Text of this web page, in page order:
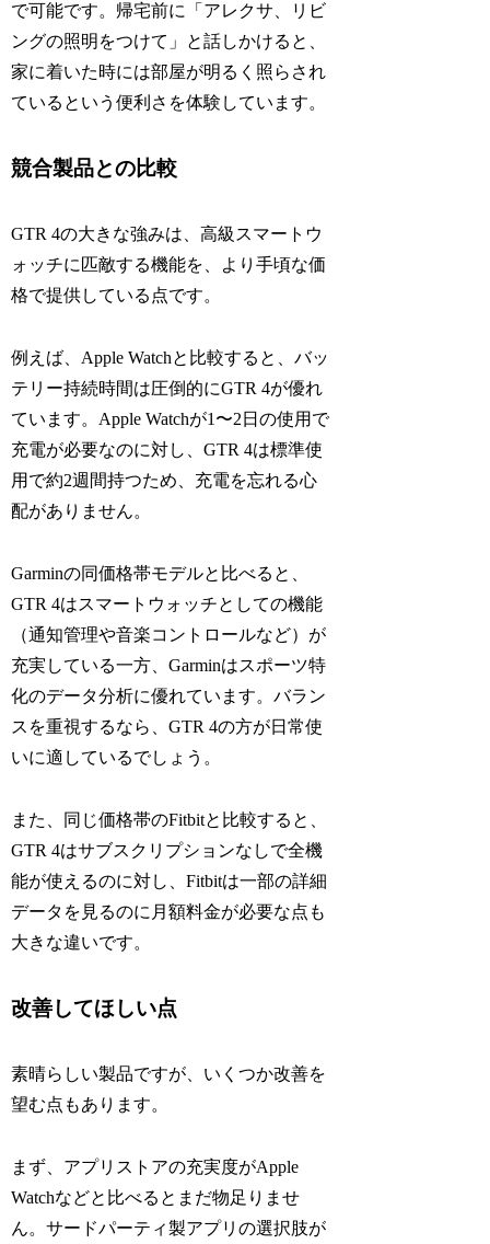
で可能です。帰宅前に「アレクサ、リビ
ングの照明をつけて」と話しかけると、
家に着いた時には部屋が明るく照らされ
ているという便利さを体験しています。
競合製品との比較
GTR 4の大きな強みは、高級スマートウ
ォッチに匹敵する機能を、より手頃な価
格で提供している点です。
例えば、Apple Watchと比較すると、バッ
テリー持続時間は圧倒的にGTR 4が優れ
ています。Apple Watchが1〜2日の使用で
充電が必要なのに対し、GTR 4は標準使
用で約2週間持つため、充電を忘れる心
配がありません。
Garminの同価格帯モデルと比べると、
GTR 4はスマートウォッチとしての機能
（通知管理や音楽コントロールなど）が
充実している一方、Garminはスポーツ特
化のデータ分析に優れています。バラン
スを重視するなら、GTR 4の方が日常使
いに適しているでしょう。
また、同じ価格帯のFitbitと比較すると、
GTR 4はサブスクリプションなしで全機
能が使えるのに対し、Fitbitは一部の詳細
データを見るのに月額料金が必要な点も
大きな違いです。
改善してほしい点
素晴らしい製品ですが、いくつか改善を
望む点もあります。
まず、アプリストアの充実度がApple
Watchなどと比べるとまだ物足りませ
ん。サードパーティ製アプリの選択肢が